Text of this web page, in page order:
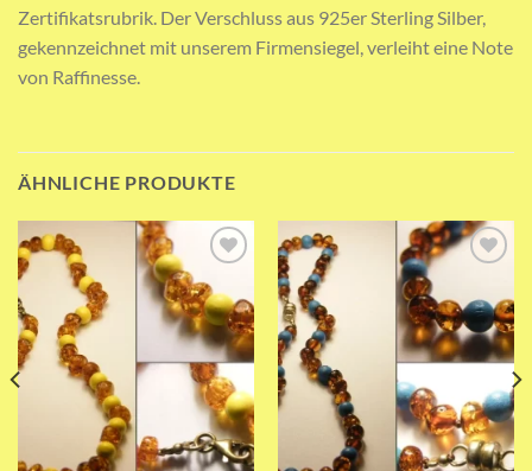
Zertifikatsrubrik. Der Verschluss aus 925er Sterling Silber,
gekennzeichnet mit unserem Firmensiegel, verleiht eine Note
von Raffinesse.
ÄHNLICHE PRODUKTE
Add to wishlist Add to wishlist